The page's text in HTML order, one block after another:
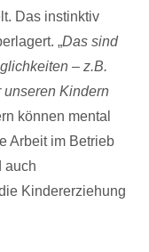
Das instinktiv
„Das sind
– z.B.
unseren Kindern
können mental
Arbeit im Betrieb
auch
Kindererziehung